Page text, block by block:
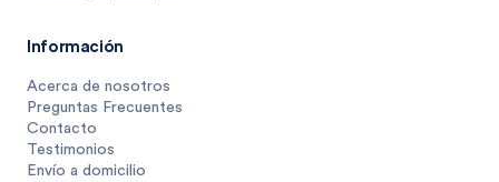
Información
Acerca de nosotros
Preguntas Frecuentes
Contacto
Testimonios
Envío a domicilio